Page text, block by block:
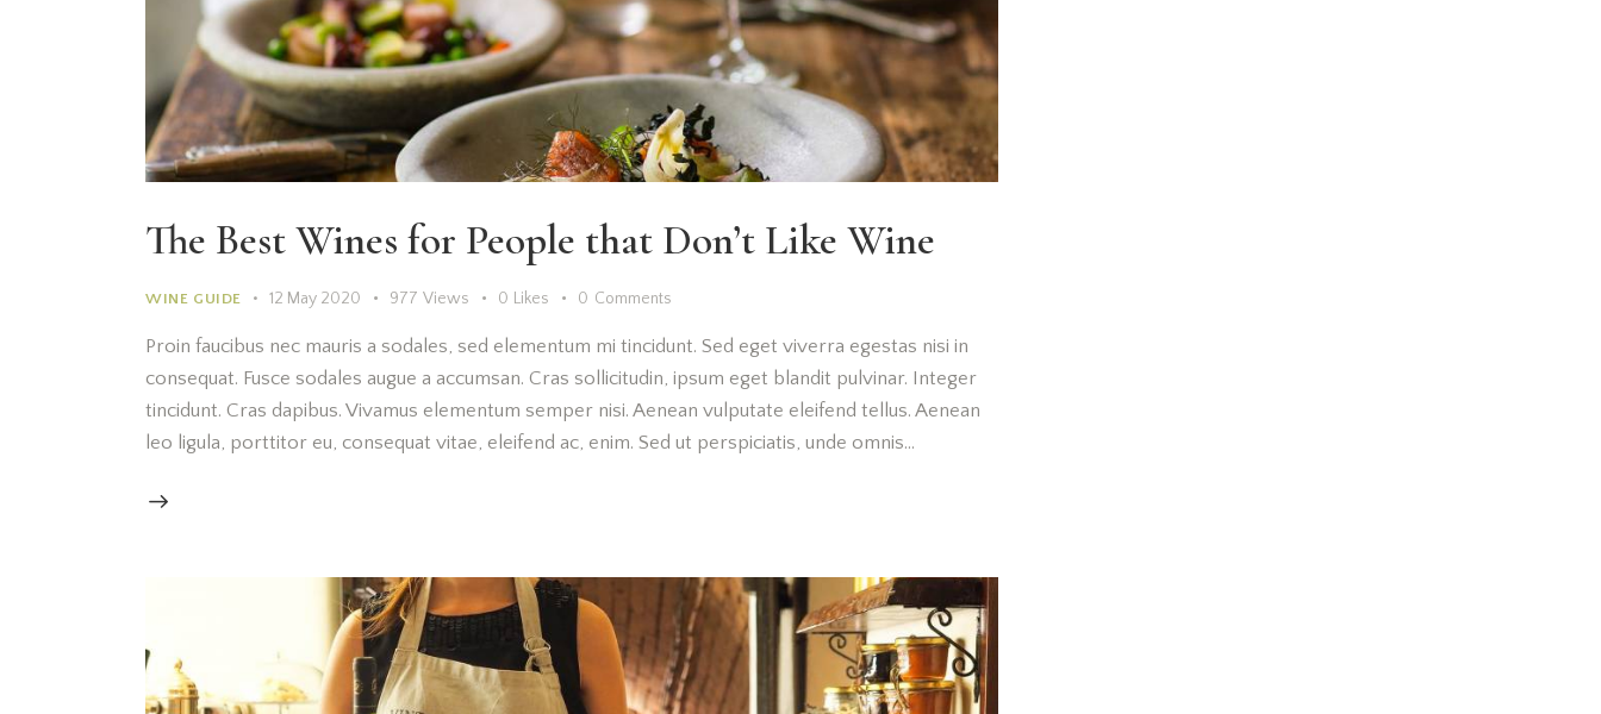
The Best Wines for People that Don’t Like Wine
WINE GUIDE 12 May 2020 977 Views 0 Likes 0 Comments
Proin faucibus nec mauris a sodales, sed elementum mi tincidunt. Sed eget viverra egestas nisi in
consequat. Fusce sodales augue a accumsan. Cras sollicitudin, ipsum eget blandit pulvinar. Integer
tincidunt. Cras dapibus. Vivamus elementum semper nisi. Aenean vulputate eleifend tellus. Aenean
leo ligula, porttitor eu, consequat vitae, eleifend ac, enim. Sed ut perspiciatis, unde omnis…